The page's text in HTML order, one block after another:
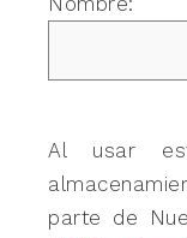
Al usar
parte de